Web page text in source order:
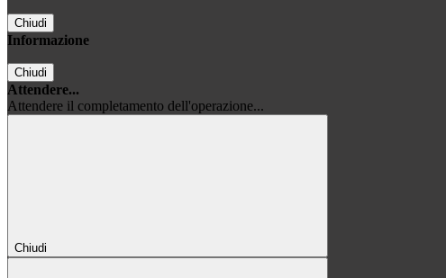
Chiudi
Informazione
Chiudi
Attendere...
Attendere il completamento dell'operazione...
Chiudi